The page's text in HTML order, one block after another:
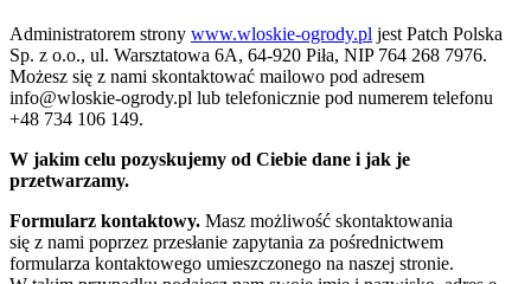
Administratorem strony www.wloskie-ogrody.pl jest Patch Polska
Sp. z o.o., ul. Warsztatowa 6A, 64-920 Piła, NIP 764 268 7976.
Możesz się z nami skontaktować mailowo pod adresem
info@wloskie-ogrody.pl lub telefonicznie pod numerem telefonu
+48 734 106 149.
W jakim celu pozyskujemy od Ciebie dane i jak je
przetwarzamy.
Formularz kontaktowy. Masz możliwość skontaktowania
się z nami poprzez przesłanie zapytania za pośrednictwem
formularza kontaktowego umieszczonego na naszej stronie.